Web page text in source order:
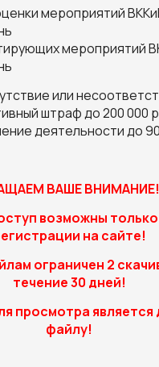
мероприятий
мероприятий
или
штраф до 200 000
деятельности до
ВАШЕ
возможны
на сайте!
ограничен 2
течение 30 дней!
просмотра является
файлу!